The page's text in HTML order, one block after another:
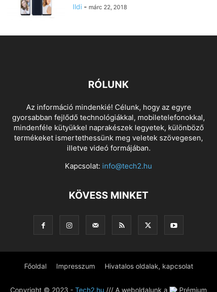
Ildi - márc 22, 2018
RÓLUNK
Az információ mindenkié! Célunk, hogy az egyre
gyorsabban fejlődő technológiákkal, mobiletelefonokkal,
mindenféle kütyükkel naprakészek legyetek, különböző
termékeket ismertethessünk meg veletek szövegesen,
illetve videó formájában.
Kapcsolat: info@tech2.hu
KÖVESS MINKET
Főoldal Impresszum Hivatalos oldalak, kapcsolat
Copyright © 2023 - Tech2.hu /// A weboldalunk a Prémium